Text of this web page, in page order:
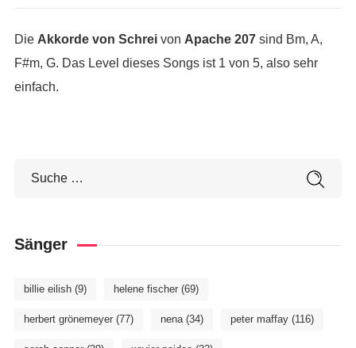
Die Akkorde von Schreivon Apache 207sind Bm, A,
F#m, G. Das Level dieses Songs ist 1 von 5, also sehr
einfach.
Sänger
billie eilish(9) helene fischer(69)
herbert grönemeyer(77) nena(34) peter maffay(116)